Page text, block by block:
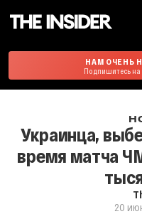
НАМ ОЧЕНЬ
Подпишитесь на
Украинца,
время матча
20